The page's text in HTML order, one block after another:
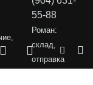
55-88
Роман:
склад,
отправка